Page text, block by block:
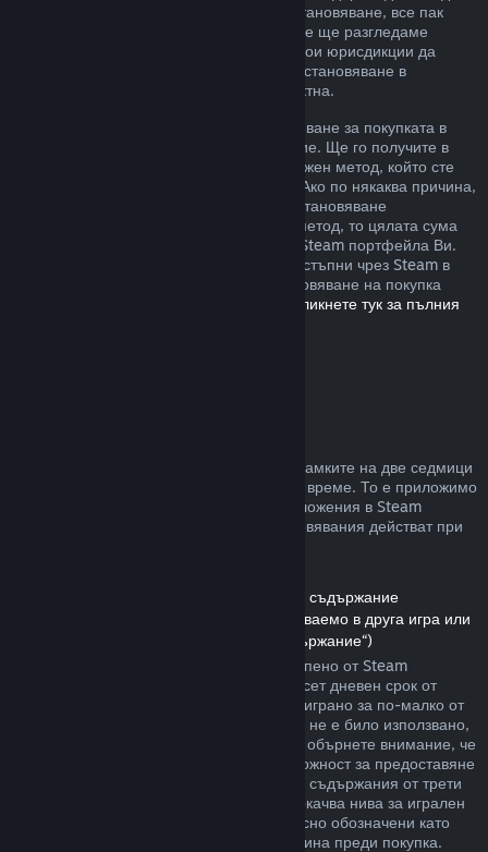
извън описаните от нас правила за възстановяване, все пак
можете да изискате възстановяване и ние ще разгледаме
случая. Възможно е потребителите в някои юрисдикции да
разполагат с допълнителни права за възстановяване в
обстоятелства, при които играта е дефектна.
Ще Ви бъде отпуснато пълно възстановяване за покупката в
рамките на една седмица след одобрение. Ще го получите в
Steam портфейла или чрез същия платежен метод, който сте
използвали, за да направите покупката. Ако по някаква причина,
Steam няма възможност да отпусне възстановяване
посредством първоначалния платежен метод, то цялата сума
ще бъде предоставена като кредит към Steam портфейла Ви.
(Възможно е някои платежни методи, достъпни чрез Steam в
държавата Ви, да не поддържат възстановяване на покупка
Кликнете тук за пълния
Steam възстановяването се предлага в рамките на две седмици
от покупката и при под два часа игрално време. То е приложимо
както за игри, така и при софтуерни приложения в Steam
магазина. Ето обзор за това как възстановявания действат при
Възстановявания на сумата за сваляемо съдържание
(Съдържание от Steam магазина, използваемо в друга игра или
софтуерно приложение, „Сваляемо съдържание“)
Сумата за сваляемото съдържание, закупено от Steam
магазина, се възстановява в четиринадесет дневен срок от
покупката, и ако съответното заглавие е играно за по-малко от
два часа, след транзакцията. Стига то да не е било използвано,
модифицирано или прехвърлено. Моля, обърнете внимание, че
в някои случаи Steam няма да има възможност за предоставяне
на възстановявания при някои сваляеми съдържания от трети
страни (например, ако то необратимо покачва нива за игрален
персонаж). Тези изключения ще бъдат ясно обозначени като
невъзстановими на страницата им магазина преди покупка.